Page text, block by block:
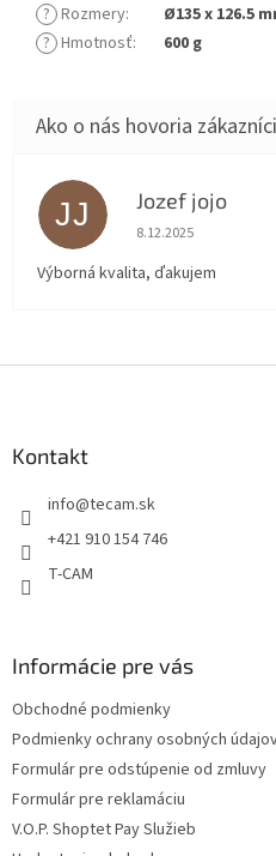
? Rozmery:
Ø135 x 126.5
? Hmotnosť: 600 g
JJ Jozef jojo
Hodnotenie
8.12.2025
Výborná kvalita, ďakujem
Kontakt
info@tecam.sk
+421 910 154 746
T-CAM
Informácie pre vás
Obchodné podmienky
Podmienky ochrany osobných
Formulár pre odstúpenie od zmluvy
Formulár pre reklamáciu
V.O.P. Shoptet Pay Služieb